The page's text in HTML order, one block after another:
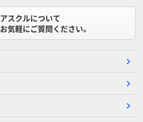
アスクルについて
お気軽にご質問ください。